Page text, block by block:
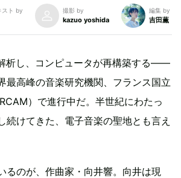
スト by 撮影 by
kazuo yoshida
編集 by
吉田薫
析し、コンピュータが再構築する――
最高峰の音楽研究機関、フランス国立
）で進行中だ。半世紀にわたっ
続けてきた、電子音楽の聖地とも言え
るのが、作曲家・向井響。向井は現